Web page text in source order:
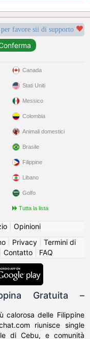
favore sii di supporto
Canada
Stati Uniti
Messico
Colombia
Animali domestici
Brasile
Filippine
Libano
Golfo
Tutta la lista
| Opinioni
| Privacy| Termini di
Contatto| FAQ
Gratuita –
calorosa delle Filippine
riunisce single
di Cebu, e comunità